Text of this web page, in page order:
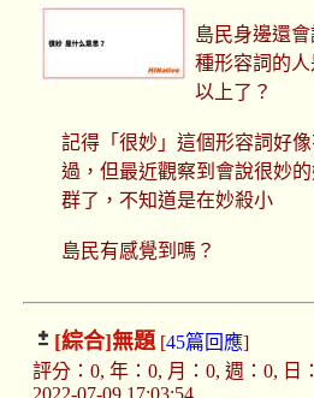
島民身邊還
種形容詞的
以上了？
記得「很妙」這個形容詞好
過，但最近觀察到會說很妙
群了，不知道是在妙殺小
島民有感覺到嗎？
[綜合]無題[45篇回應]
評分：0, 年：0, 月：0, 週：0, 日